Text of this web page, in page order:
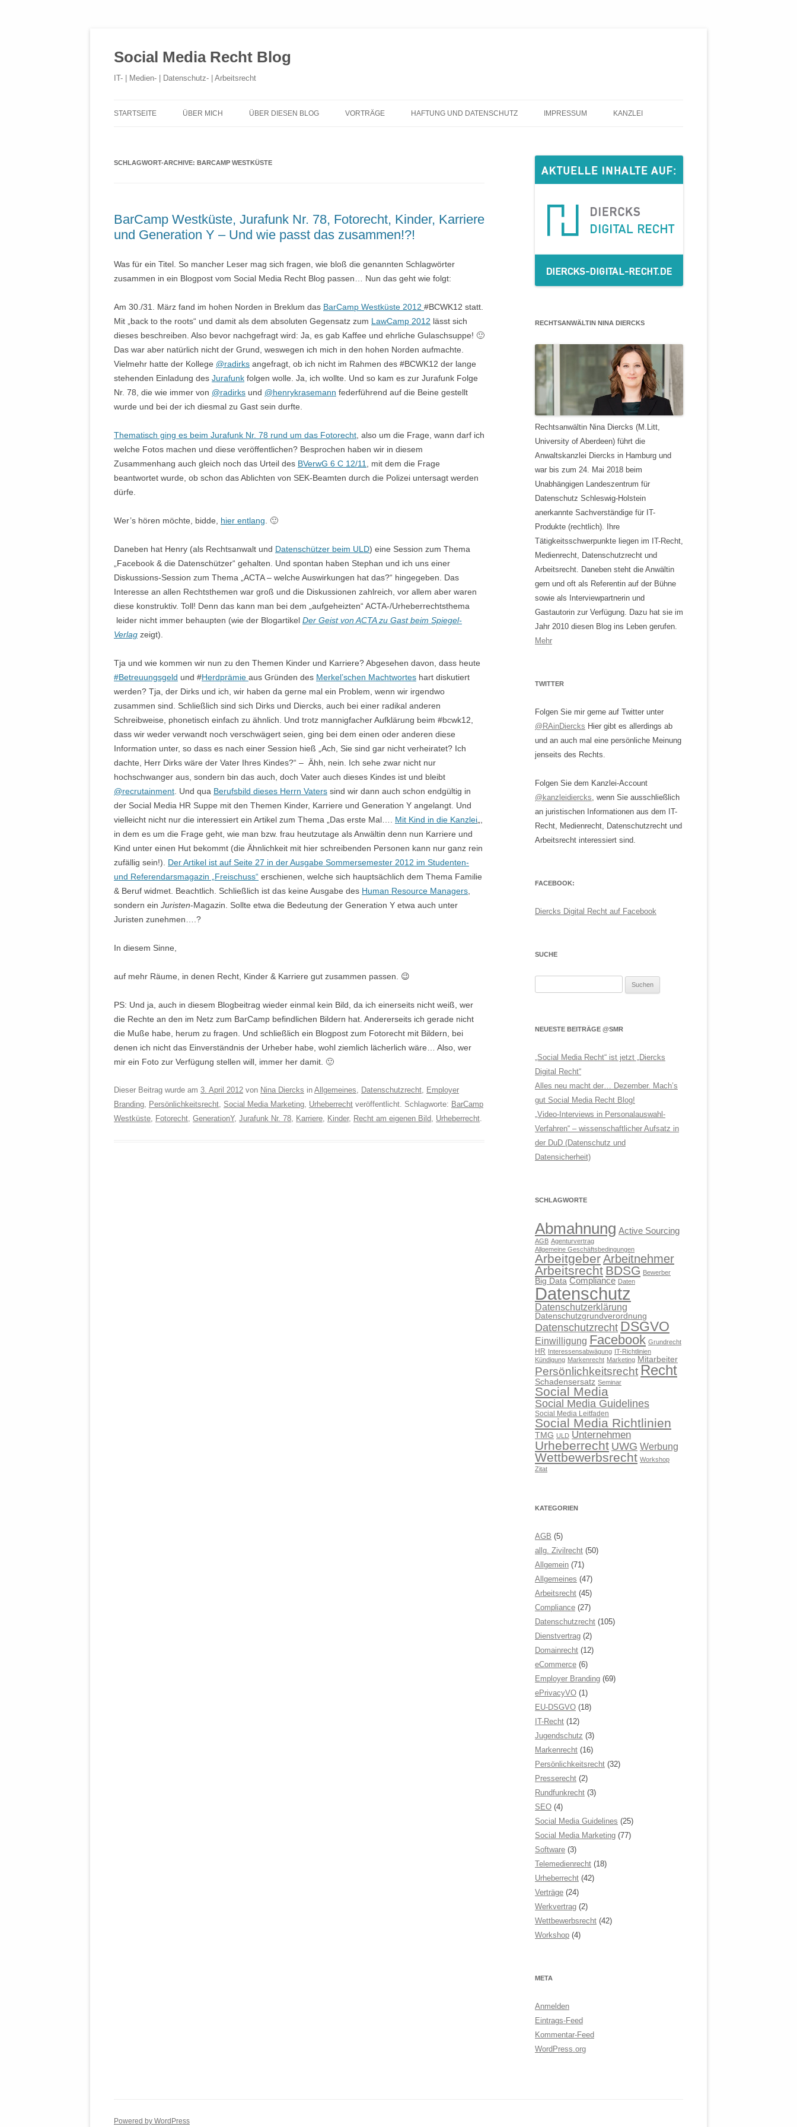
Social Media Recht Blog
IT- | Medien- | Datenschutz- | Arbeitsrecht
Inhalt
STARTSEITE ÜBER MICH ÜBER DIESEN BLOG VORTRÄGE HAFTUNG UND DATENSCHUTZ IMPRESSUM KANZLEI
SCHLAGWORT-ARCHIVE: BARCAMP WESTKÜSTE
BarCamp Westküste, Jurafunk Nr. 78, Fotorecht, Kinder, Karriere
und Generation Y – Und wie passt das zusammen!?!
Was für ein Titel. So mancher Leser mag sich fragen, wie bloß die genannten Schlagwörter
zusammen in ein Blogpost vom Social Media Recht Blog passen… Nun das geht wie folgt:
Am 30./31. März fand im hohen Norden in Breklum das BarCamp Westküste 2012 #BCWK12 statt.
Mit „back to the roots“ und damit als dem absoluten Gegensatz zum LawCamp 2012 lässt sich
dieses beschreiben. Also bevor nachgefragt wird: Ja, es gab Kaffee und ehrliche Gulaschsuppe! 🙂
Das war aber natürlich nicht der Grund, weswegen ich mich in den hohen Norden aufmachte.
Vielmehr hatte der Kollege @radirks angefragt, ob ich nicht im Rahmen des #BCWK12 der lange
stehenden Einladung des Jurafunk folgen wolle. Ja, ich wollte. Und so kam es zur Jurafunk Folge
Nr. 78, die wie immer von @radirks und @henrykrasemann federführend auf die Beine gestellt
wurde und bei der ich diesmal zu Gast sein durfte.
Thematisch ging es beim Jurafunk Nr. 78 rund um das Fotorecht , also um die Frage, wann darf ich
welche Fotos machen und diese veröffentlichen? Besprochen haben wir in diesem
Zusammenhang auch gleich noch das Urteil des BVerwG 6 C 12/11
, mit dem die Frage
beantwortet wurde, ob schon das Ablichten von SEK-Beamten durch die Polizei untersagt werden
dürfe.
Wer’s hören möchte, bidde, hier entlang . 🙂
Daneben hat Henry (als Rechtsanwalt und Datenschützer beim ULD) eine Session zum Thema
„Facebook & die Datenschützer“ gehalten. Und spontan haben Stephan und ich uns einer
Diskussions-Session zum Thema „ACTA – welche Auswirkungen hat das?“ hingegeben. Das
Interesse an allen Rechtsthemen war groß und die Diskussionen zahlreich, vor allem aber waren
diese konstruktiv. Toll! Denn das kann man bei dem „aufgeheizten“ ACTA-/Urheberrechtsthema
leider nicht immer behaupten (wie der Blogartikel Der Geist von ACTA zu Gast beim Spiegel-
Verlag zeigt).
Tja und wie kommen wir nun zu den Themen Kinder und Karriere? Abgesehen davon, dass heute
#Betreuungsgeld und #Herdprämie aus Gründen des Merkel’schen Machtwortes hart diskutiert
werden? Tja, der Dirks und ich, wir haben da gerne mal ein Problem, wenn wir irgendwo
zusammen sind. Schließlich sind sich Dirks und Diercks, auch bei einer radikal anderen
Schreibweise, phonetisch einfach zu ähnlich. Und trotz mannigfacher Aufklärung beim #bcwk12,
dass wir weder verwandt noch verschwägert seien, ging bei dem einen oder anderen diese
Information unter, so dass es nach einer Session hieß „Ach, Sie sind gar nicht verheiratet? Ich
dachte, Herr Dirks wäre der Vater Ihres Kindes?“ – Ähh, nein. Ich sehe zwar nicht nur
hochschwanger aus, sondern bin das auch, doch Vater auch dieses Kindes ist und bleibt
@recrutainment . Und qua Berufsbild dieses Herrn Vaters sind wir dann auch schon endgültig in
der Social Media HR Suppe mit den Themen Kinder, Karriere und Generation Y angelangt. Und
vielleicht nicht nur die interessiert ein Artikel zum Thema „Das erste Mal…. Mit Kind in die Kanzlei
in dem es um die Frage geht, wie man bzw. frau heutzutage als Anwältin denn nun Karriere und
Kind unter einen Hut bekommt (die Ähnlichkeit mit hier schreibenden Personen kann nur ganz rein
zufällig sein!). Der Artikel ist auf Seite 27 in der Ausgabe Sommersemester 2012 im Studenten-
und Referendarsmagazin „Freischuss“ erschienen, welche sich hauptsächlich dem Thema Familie
& Beruf widmet. Beachtlich. Schließlich ist das keine Ausgabe des Human Resource Managers
sondern ein Juristen-Magazin. Sollte etwa die Bedeutung der Generation Y etwa auch unter
Juristen zunehmen….?
In diesem Sinne,
auf mehr Räume, in denen Recht, Kinder & Karriere gut zusammen passen. 😉
PS: Und ja, auch in diesem Blogbeitrag wieder einmal kein Bild, da ich einerseits nicht weiß, wer
die Rechte an den im Netz zum BarCamp befindlichen Bildern hat. Andererseits ich gerade nicht
die Muße habe, herum zu fragen. Und schließlich ein Blogpost zum Fotorecht mit Bildern, bei
denen ich nicht das Einverständnis der Urheber habe, wohl ziemlich lächerlich wäre… Also, wer
mir ein Foto zur Verfügung stellen will, immer her damit. 🙂
Dieser Beitrag wurde am 3. April 2012 von Nina Diercks in Allgemeines, Datenschutzrecht, Employer
Branding, Persönlichkeitsrecht, Social Media Marketing, Urheberrecht veröffentlicht. Schlagworte: BarCamp
Westküste, Fotorecht, GenerationY, Jurafunk Nr. 78, Karriere, Kinder, Recht am eigenen Bild, Urheberrecht.
RECHTSANWÄLTIN NINA DIERCKS
Rechtsanwältin Nina Diercks (M.Litt,
University of Aberdeen) führt die
Anwaltskanzlei Diercks in Hamburg und
war bis zum 24. Mai 2018 beim
Unabhängigen Landeszentrum für
Datenschutz Schleswig-Holstein
anerkannte Sachverständige für IT-
Produkte (rechtlich). Ihre
Tätigkeitsschwerpunkte liegen im IT-Recht,
Medienrecht, Datenschutzrecht und
Arbeitsrecht. Daneben steht die Anwältin
gern und oft als Referentin auf der Bühne
sowie als Interviewpartnerin und
Gastautorin zur Verfügung. Dazu hat sie im
Jahr 2010 diesen Blog ins Leben gerufen.
Mehr
TWITTER
Folgen Sie mir gerne auf Twitter unter
@RAinDiercks Hier gibt es allerdings ab
und an auch mal eine persönliche Meinung
jenseits des Rechts.
Folgen Sie dem Kanzlei-Account
@kanzleidiercks, wenn Sie ausschließlich
an juristischen Informationen aus dem IT-
Recht, Medienrecht, Datenschutzrecht und
Arbeitsrecht interessiert sind.
FACEBOOK:
Diercks Digital Recht auf Facebook
SUCHE
NEUESTE BEITRÄGE @SMR
„Social Media Recht“ ist jetzt „Diercks
Digital Recht“
Alles neu macht der… Dezember. Mach’s
gut Social Media Recht Blog!
„Video-Interviews in Personalauswahl-
Verfahren“ – wissenschaftlicher Aufsatz in
der DuD (Datenschutz und
Datensicherheit)
SCHLAGWORTE
Abmahnung Active Sourcing
AGB Agenturvertrag
Allgemeine Geschäftsbedingungen
ArbeitgeberArbeitnehmer
Arbeitsrecht BDSG Bewerber
Big Data Compliance Daten
Datenschutz
Datenschutzerklärung
Datenschutzgrundverordnung
Datenschutzrecht DSGVO
Einwilligung Facebook Grundrecht
HR Interessensabwägung IT-Richtlinien
Kündigung Markenrecht Marketing Mitarbeiter
Persönlichkeitsrecht Recht
Schadensersatz Seminar
Social Media
Social Media Guidelines
Social Media Leitfaden
Social Media Richtlinien
TMG ULD Unternehmen
Urheberrecht UWG Werbung
Wettbewerbsrecht Workshop
Zitat
KATEGORIEN
AGB (5)
allg. Zivilrecht (50)
Allgemein (71)
Allgemeines (47)
Arbeitsrecht (45)
Compliance (27)
Datenschutzrecht (105)
Dienstvertrag (2)
Domainrecht (12)
eCommerce (6)
Employer Branding (69)
ePrivacyVO (1)
EU-DSGVO (18)
IT-Recht (12)
Jugendschutz (3)
Markenrecht (16)
Persönlichkeitsrecht (32)
Presserecht (2)
Rundfunkrecht (3)
SEO (4)
Social Media Guidelines (25)
Social Media Marketing (77)
Software (3)
Telemedienrecht (18)
Urheberrecht (42)
Verträge (24)
Werkvertrag (2)
Wettbewerbsrecht (42)
Workshop (4)
META
Anmelden
Eintrags-Feed
Kommentar-Feed
WordPress.org
Powered by WordPress